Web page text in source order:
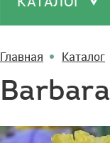
Главная Каталог
Barbara